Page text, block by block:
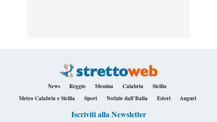
News Reggio Messina Calabria
Sicilia
Meteo Calabria e Sicilia
Sport Notizie dall’Italia Esteri Auguri
Iscriviti alla Newsletter